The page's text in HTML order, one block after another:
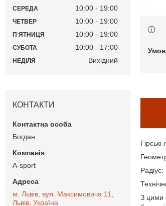
Радіус:
З цими
СЕРЕДА 10:00 19:00
ЧЕТВЕР 10:00 19:00
ПʼЯТНИЦЯ 10:00 19:00
СУБОТА 10:00 17:00
НЕДІЛЯ Вихідний
КОНТАКТИ
Богдан
A-sport
м. Львів, вул. Максимовича 11,
Львів, Україна